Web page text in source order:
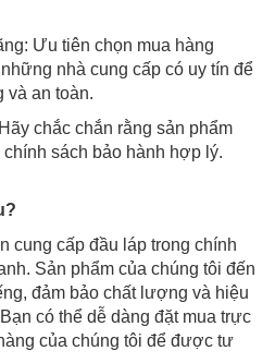
Ưu tiên chọn mua hàng
nhà cung cấp có uy tín để
và an toàn.
chắc chắn rằng sản phẩm
sách bảo hành hợp lý.
cung cấp đầu láp trong chính
Sản phẩm của chúng tôi đến
đảm bảo chất lượng và hiệu
có thể dễ dàng đặt mua trực
của chúng tôi để được tư